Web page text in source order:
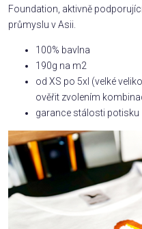
Foundation, aktivně
průmyslu v Asii.
100% bavlna
190g na m2
od XS po 5xl (velké
ověřit zvolením
garance stálosti potisku